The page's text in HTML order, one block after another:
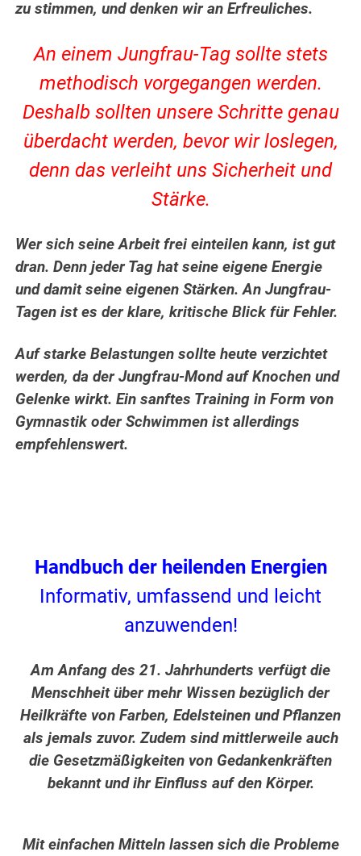
zu stimmen, und denken wir an Erfreuliches.
An einem Jungfrau-Tag sollte stets
methodisch vorgegangen werden.
Deshalb sollten unsere Schritte genau
überdacht werden, bevor wir loslegen,
denn das verleiht uns Sicherheit und
Stärke.
Wer sich seine Arbeit frei einteilen kann, ist gut
dran. Denn jeder Tag hat seine eigene Energie
und damit seine eigenen Stärken. An Jungfrau-
Tagen ist es der klare, kritische Blick für Fehler.
Auf starke Belastungen sollte heute verzichtet
werden, da der Jungfrau-Mond auf Knochen und
Gelenke wirkt. Ein sanftes Training in Form von
Gymnastik oder Schwimmen ist allerdings
empfehlenswert.
Handbuch der heilenden Energien
Informativ, umfassend und leicht
anzuwenden!
Am Anfang des 21. Jahrhunderts verfügt die
Menschheit über mehr Wissen bezüglich der
Heilkräfte von Farben, Edelsteinen und Pflanzen
als jemals zuvor. Zudem sind mittlerweile auch
die Gesetzmäßigkeiten von Gedankenkräften
bekannt und ihr Einfluss auf den Körper.
Mit einfachen Mitteln lassen sich die Probleme